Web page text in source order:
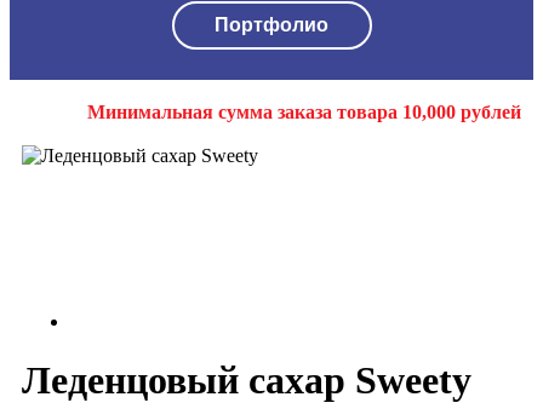
Портфолио
Минимальная сумма заказа товара 10,000 рублей
Леденцовый сахар Sweety